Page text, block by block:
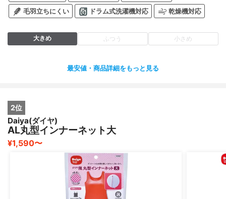
毛羽立ちにくい ドラム式洗濯機対応 乾燥機対応
大きめ ふつう 小さめ
最安値・商品詳細をもっと見る
2位
Daiya(ダイヤ)
AL丸型インナーネット大
¥1,590〜